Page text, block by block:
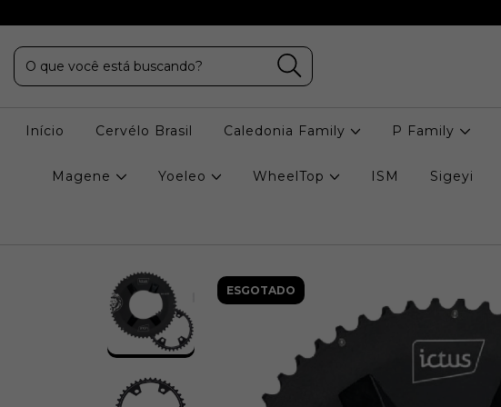
Início Cervélo Brasil Caledonia Family P Family
Magene Yoeleo WheelTop ISM Sigeyi
ESGOTADO